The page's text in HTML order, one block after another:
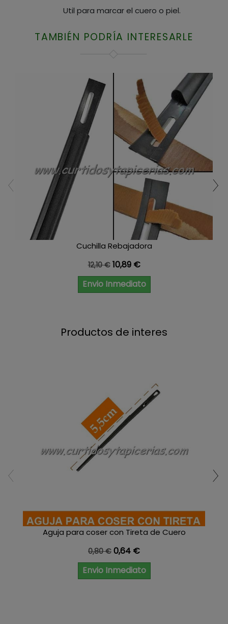
Util para marcar el cuero o piel.
TAMBIÉN PODRÍA INTERESARLE
Cuchilla Rebajadora
Precio base
12,10 € Precio
10,89 €
Envio Inmediato
Productos de interes
Aguja para coser con Tireta de Cuero
Precio base
0,80 € Precio
0,64 €
Envio Inmediato